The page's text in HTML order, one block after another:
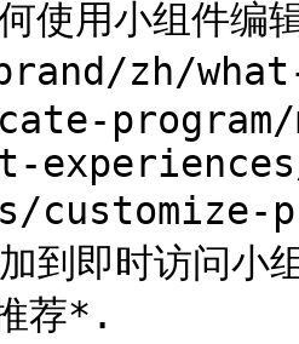
brand/zh/
program/
customize-
加到即时访问
荐*.